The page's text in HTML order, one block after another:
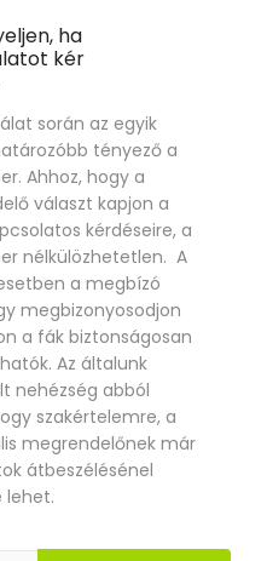
ha
kér
során az egyik
tényező a
Ahhoz, hogy a
választ kapjon a
kérdéseire, a
nélkülözhetetlen. A
a megbízó
megbizonyosodjon
a fák biztonságosan
Az általunk
nehézség abból
szakértelemre, a
megrendelőnek már
átbeszélésénel
lehet.